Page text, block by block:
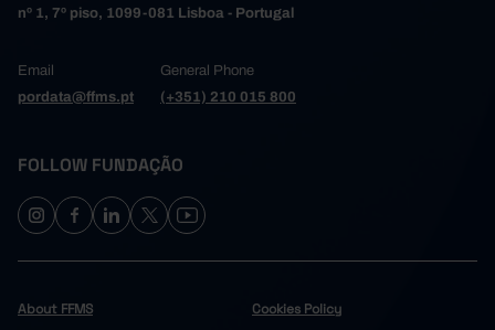
nº 1, 7º piso, 1099-081 Lisboa - Portugal
Email
pordata@ffms.pt
General Phone
(+351) 210 015 800
FOLLOW FUNDAÇÃO
About FFMS Cookies Policy